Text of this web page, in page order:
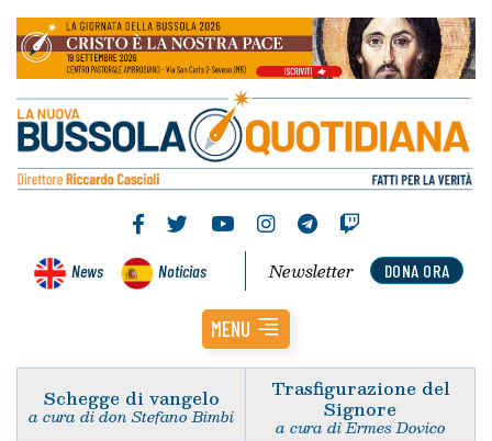
News Noticias DONA ORA
Newsletter
MENU
Schegge di vangelo
a cura di don Stefano Bimbi
Trasfigurazione del
Signore
a cura di Ermes Dovico